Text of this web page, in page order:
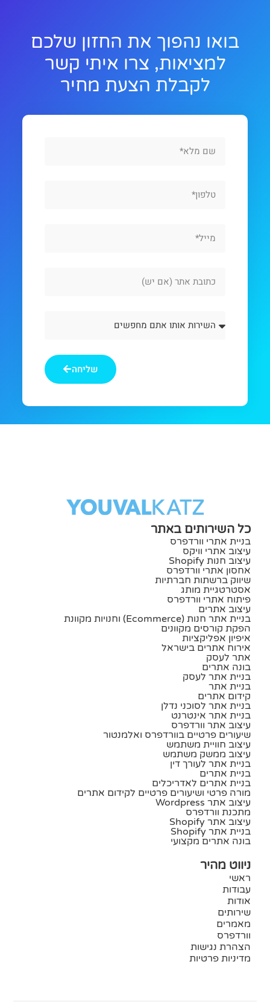
בואו נהפוך את החזון שלכם
למציאות, צרו איתי קשר
לקבלת הצעת מחיר
Name
Url
אותו
שליחה
כל השירותים באתר
בניית אתרי וורדפרס
עיצוב אתרי וויקס
עיצוב חנות Shopify
אחסון אתרי וורדפרס
שיווק ברשתות חברתיות
אסטרטגיית מותג
פיתוח אתרי וורדפרס
עיצוב אתרים
בניית אתר חנות (ecommerce) וחנויות מקוונת
הפקת קורסים מקוונים
איפיון אפליקציות
אירוח אתרים בישראל
אתר לעסק
בונה אתרים
בניית אתר לעסק
בניית אתר
קידום אתרים
בניית אתר לסוכני נדלן
בניית אתר אינטרנט
עיצוב אתר וורדפרס
שיעורים פרטיים בוורדפרס ואלמנטור
עיצוב חוויית משתמש
עיצוב ממשק משתמש
בניית אתר לעורך דין
בניית אתרים
בניית אתרים לאדריכלים
מורה פרטי ושיעורים פרטיים לקידום אתרים
עיצוב אתר Wordpress
מתכנת וורדפרס
עיצוב אתר Shopify
בניית אתר Shopify
בונה אתרים מקצועי
ניווט מהיר
ראשי
עבודות
אודות
שירותים
מאמרים
וורדפרס
הצהרת נגישות
מדיניות פרטיות